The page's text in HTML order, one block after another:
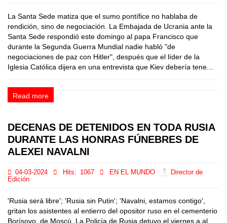
La Santa Sede matiza que el sumo pontífice no hablaba de
rendición, sino de negociación. La Embajada de Ucrania ante la
Santa Sede respondió este domingo al papa Francisco que
durante la Segunda Guerra Mundial nadie habló "de
negociaciones de paz con Hitler", después que el líder de la
Iglesia Católica dijera en una entrevista que Kiev debería tene...
Read more
DECENAS DE DETENIDOS EN TODA RUSIA
DURANTE LAS HONRAS FÚNEBRES DE
ALEXEI NAVALNI
04-03-2024 Hits: 1067 EN EL MUNDO
Director de
Edición
'Rusia será libre'; 'Rusia sin Putin'; 'Navalni, estamos contigo',
gritan los asistentes al entierro del opositor ruso en el cementerio
Borísovo, de Moscú. La Policía de Rusia detuvo el viernes a al